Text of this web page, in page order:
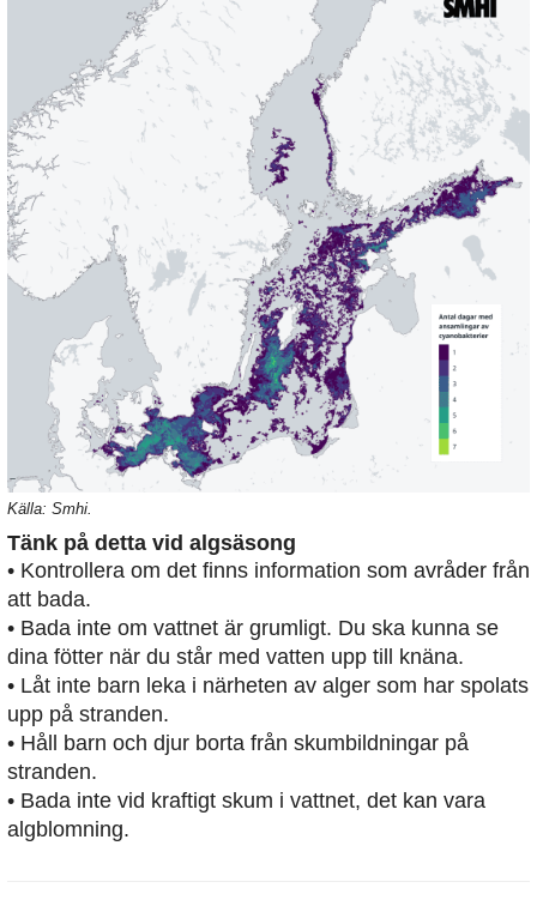
Källa: Smhi.
Tänk på detta vid algsäsong
• Kontrollera om det finns information som avråder från
att bada.
• Bada inte om vattnet är grumligt. Du ska kunna se
dina fötter när du står med vatten upp till knäna.
• Låt inte barn leka i närheten av alger som har spolats
upp på stranden.
• Håll barn och djur borta från skumbildningar på
stranden.
• Bada inte vid kraftigt skum i vattnet, det kan vara
algblomning.